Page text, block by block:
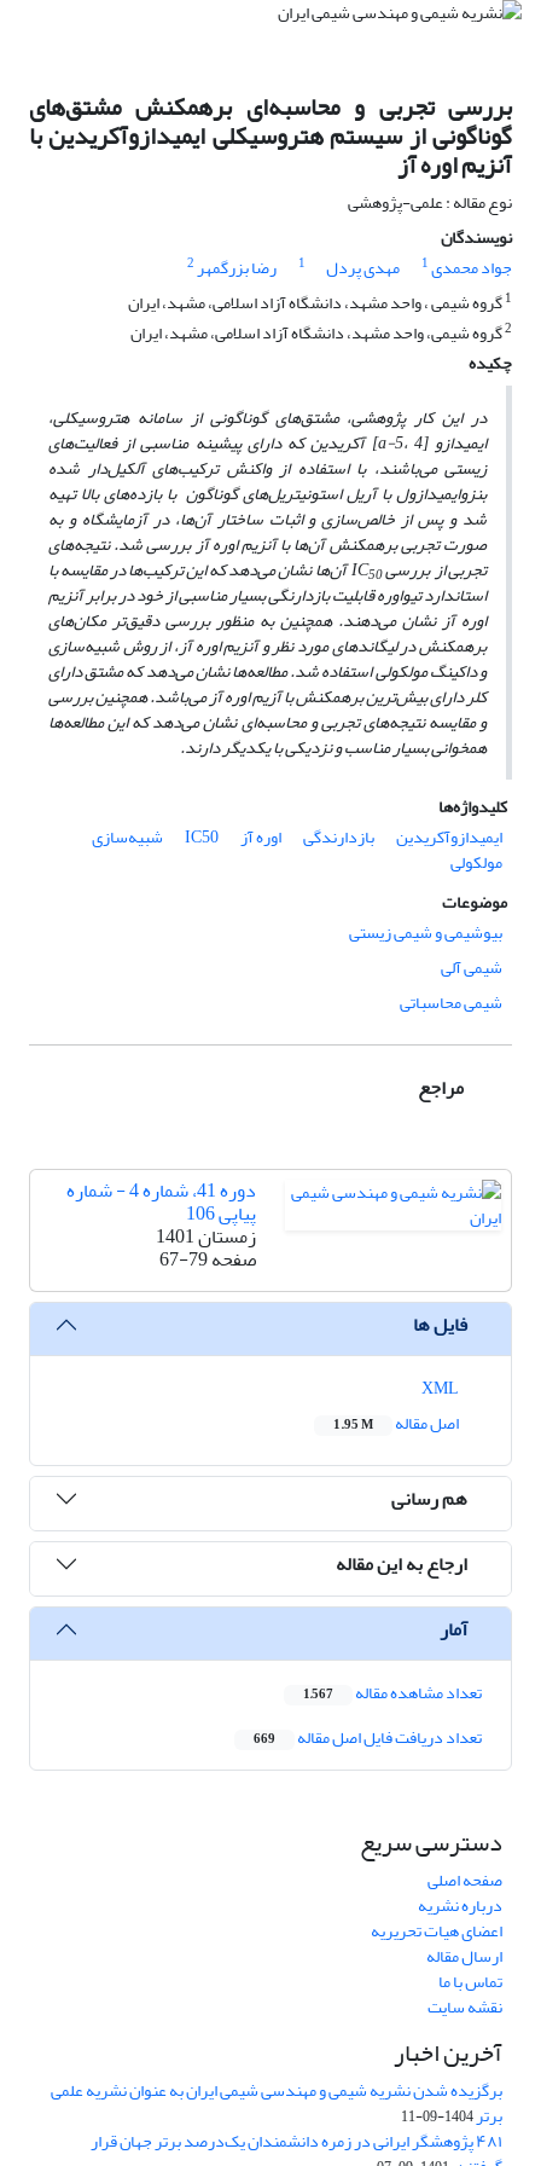
بررسی تجربی و محاسبه‌ای برهمکنش مشتق‌های
گوناگونی از سیستم هتروسیکلی ایمیدازوآکریدین با
آنزیم اوره آز
نوع مقاله : علمی-پژوهشی
نویسندگان
جواد محمدی1 مهدی پردل 1 رضا بزرگمهر2
1گروه شیمی ، واحد مشهد، دانشگاه آزاد اسلامی، مشهد، ایران
2گروه شیمی، واحد مشهد، دانشگاه آزاد اسلامی، مشهد، ایران
چکیده
در این کار پژوهشی، مشتق‌های گوناگونی از سامانه هتروسیکلی،
ایمیدازو [4 ،5-a] آکریدین که دارای پیشینه مناسبی از فعالیت‌های
زیستی می‌باشند، با استفاده از واکنش ترکیب‌های آلکیل‌دار شده
بنزوایمیدازول با آریل استونیتریل‌های گوناگون با بازده‌های بالا تهیه
شد و پس از خالص‌سازی و اثبات ساختار آ‌ن‌ها، در آزمایشگاه و به
صورت تجربی برهمکنش آن‌ها با آنزیم اوره آز بررسی شد. نتیجه‌های
تجربی از بررسی IC50 آن‌ها نشان می‌دهد که این ترکیب‌ها در مقایسه با
استاندارد تیواوره قابلیت بازدارنگی بسیار مناسبی از خود در برابر آنزیم
اوره آز نشان می‌دهند. همچنین به منظور بررسی دقیق‌تر مکان‌های
برهمکنش در لیگاندهای مورد نظر و آنزیم اوره آز، از روش شبیه‌سازی
و داکینگ مولکولی استفاده شد. مطالعه‌ها نشان می‌دهد که مشتق دارای
کلر دارای بیش‌ترین برهمکنش با آزیم اوره آز می‌باشد. همچنین بررسی
و مقایسه نتیجه‌های تجربی و محاسبه‌ای نشان می‌دهد که این مطالعه‌ها
همخوانی بسیار مناسب و نزدیکی با یکدیگر دارند.
کلیدواژه‌ها
ایمیدازوآکریدین
بازدارندگی اوره آز IC50 شبیه‌سازی
مولکولی
موضوعات
بیوشیمی و شیمی زیستی
شیمی آلی
شیمی محاسباتی
مراجع
دوره 41، شماره 4 - شماره
پیاپی 106
زمستان 1401
صفحه67-79
فایل ها
اصل مقاله
1.95 M
هم رسانی
ارجاع به این مقاله
آمار
تعداد مشاهده مقاله 1,567
تعداد دریافت فایل اصل مقاله 669
دسترسی سریع
صفحه اصلی
درباره نشریه
اعضای هیات تحریریه
ارسال مقاله
تماس با ما
نقشه سایت
آخرین اخبار
برگزیده شدن نشریه شیمی و مهندسی شیمی ایران به عنوان نشریه علمی
برتر1404-09-11
۴۸۱ پژوهشگر ایرانی در زمره دانشمندان یک‌درصد برتر جهان قرار